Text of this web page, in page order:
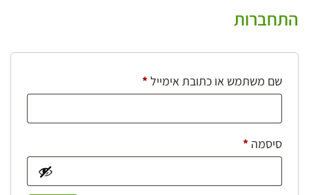
התחברות
שם משתמש או כתובת אימייל*חובה
סיסמה *חובה